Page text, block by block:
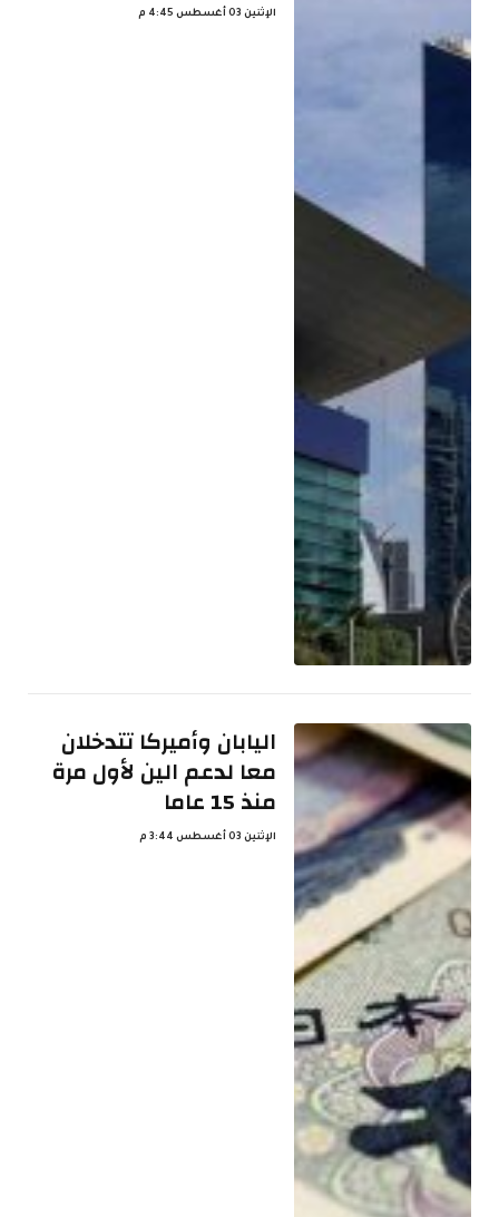
الإثنين 03 أغسطس 4:45 م
اليابان وأميركا تتدخلان
معا لدعم الين لأول مرة
منذ 15 عاما
الإثنين 03 أغسطس 3:44 م